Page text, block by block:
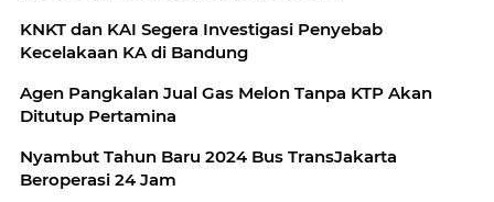
KNKT dan KAI Segera Investigasi Penyebab
Kecelakaan KA di Bandung
Agen Pangkalan Jual Gas Melon Tanpa KTP Akan
Ditutup Pertamina
Nyambut Tahun Baru 2024 Bus TransJakarta
Beroperasi 24 Jam